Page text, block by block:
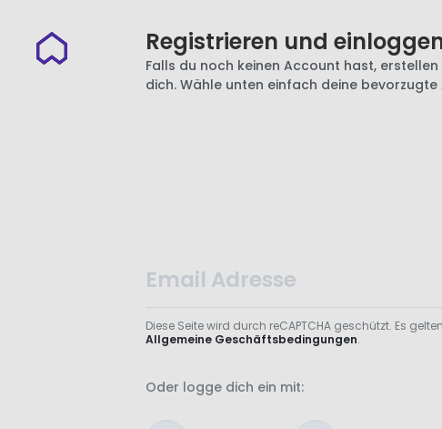
Registrieren und
Falls du noch keinen Account hast, erstellen
dich. Wähle unten einfach deine
Diese Seite wird durch reCAPTCHA geschützt. Es
Allgemeine Geschäftsbedingungen.
Oder logge dich ein mit: